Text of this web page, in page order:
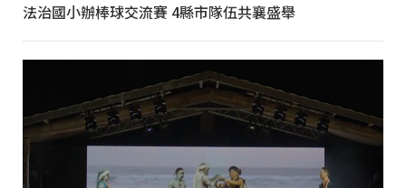
法治國小辦棒球交流賽 4縣市隊伍共襄盛舉